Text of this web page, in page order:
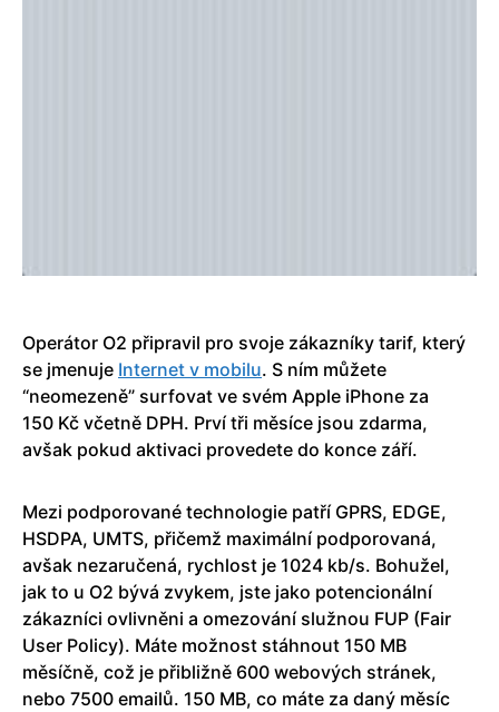
Operátor O2 připravil pro svoje zákazníky tarif, který
se jmenuje Internet v mobilu. S ním můžete
“neomezeně” surfovat ve svém Apple iPhone za
150 Kč včetně DPH. Prví tři měsíce jsou zdarma,
avšak pokud aktivaci provedete do konce září.
Mezi podporované technologie patří GPRS, EDGE,
HSDPA, UMTS, přičemž maximální podporovaná,
avšak nezaručená, rychlost je 1024 kb/s. Bohužel,
jak to u O2 bývá zvykem, jste jako potencionální
zákazníci ovlivněni a omezování služnou FUP (Fair
User Policy). Máte možnost stáhnout 150 MB
měsíčně, což je přibližně 600 webových stránek,
nebo 7500 emailů. 150 MB, co máte za daný měsíc